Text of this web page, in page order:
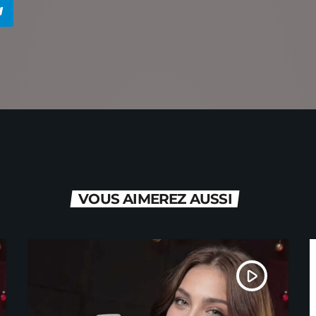
VOUS AIMEREZ AUSSI
play_arrow